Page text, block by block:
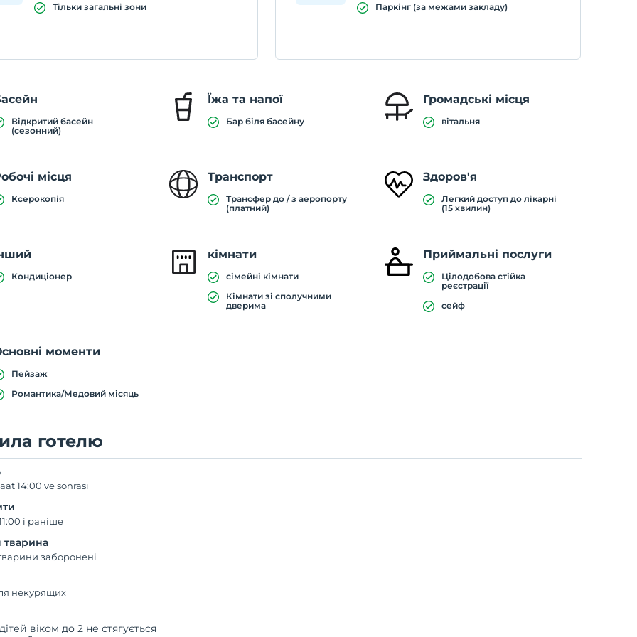
Тільки загальні зони Паркінг (за межами закладу)
Відкритий басейн
(сезонний)
Їжа та напої
Бар біля басейну
Громадські місця
вітальня
місця
Ксерокопія
Транспорт
Трансфер до / з аеропорту
(платний)
Здоров'я
Легкий доступ до лікарні
(15 хвилин)
Кондиціонер
кімнати
сімейні кімнати
Кімнати зі сполучними
дверима
Приймальні послуги
Цілодобова стійка
реєстрації
сейф
моменти
Пейзаж
Романтика/Медовий місяць
готелю
14:00 ve sonrası
і раніше
заборонені
некурящих
віком до 2 не стягується